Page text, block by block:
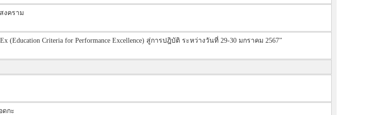
งคราม
Criteria for Performance Excellence) สู่การปฎิบัติ ระหว่างวันที่ 29-30 มกราคม 2567”
ดกะ